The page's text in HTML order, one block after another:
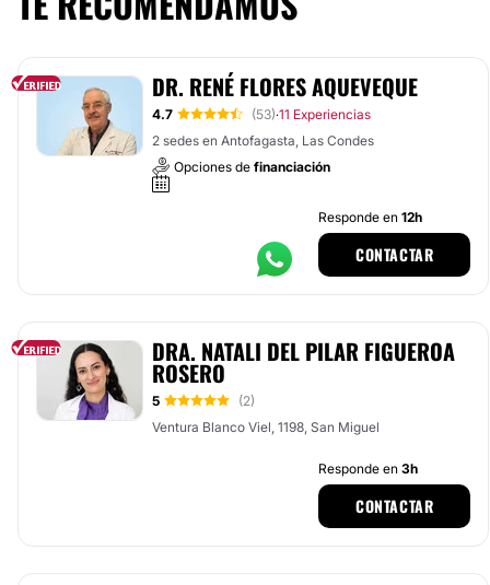
DR. RENÉ FLORES AQUEVEQUE
4.7 (53)·11 Experiencias
2 sedes en Antofagasta, Las Condes
Opciones de financiación
Responde en 12h
CONTACTAR
DRA. NATALI DEL PILAR FIGUEROA
ROSERO
5
(2)
Ventura Blanco Viel, 1198, San Miguel
Responde en 3h
CONTACTAR